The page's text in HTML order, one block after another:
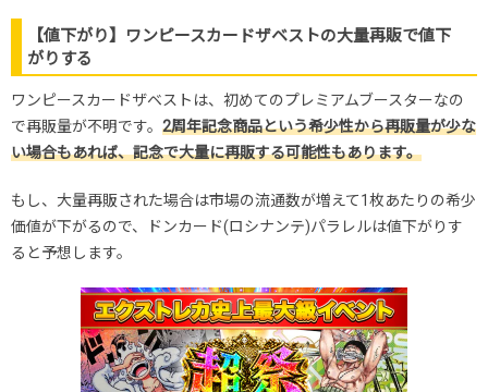
【値下がり】ワンピースカードザベストの大量再販で値下
がりする
ワンピースカードザベストは、初めてのプレミアムブースターなの
で再販量が不明です。 2周年記念商品という希少性から再販量が少な
い場合もあれば、記念で大量に再販する可能性もあります。
もし、大量再販された場合は市場の流通数が増えて1枚あたりの希少
価値が下がるので、ドンカード(ロシナンテ)パラレルは値下がりす
ると予想します。